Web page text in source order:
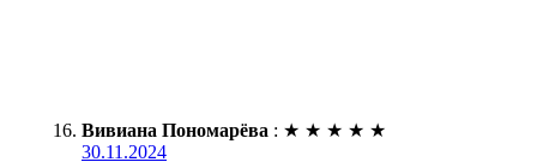
Вивиана Пономарёва : ★ ★ ★ ★ ★
30.11.2024